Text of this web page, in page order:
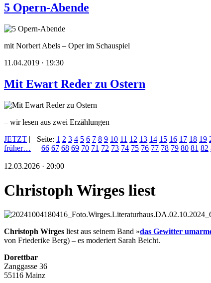
5 Opern-Abende
mit Norbert Abels – Oper im Schauspiel
11.04.2019 · 19:30
Mit Ewart Reder zu Ostern
– wir lesen aus zwei Erzählungen
JETZT |
früher…
Seite: 1 2 3 4 5 6 7 8 9 10 11 12 13 14 15 16 17 18 19
66 67 68 69 70 71 72 73 74 75 76 77 78 79 80 81 82
12.03.2026 · 20:00
Christoph Wirges liest
Christoph Wirges liest aus seinem Band »das Gewitter
von Friederike Berg) – es moderiert Sarah Beicht.
Dorettbar
Zanggasse 36
55116 Mainz